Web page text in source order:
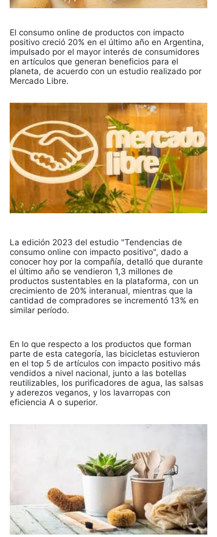
El consumo online de productos con impacto
positivo creció 20% en el último año en Argentina,
impulsado por el mayor interés de consumidores
en artículos que generan beneficios para el
planeta, de acuerdo con un estudio realizado por
Mercado Libre.
La edición 2023 del estudio "Tendencias de
consumo online con impacto positivo", dado a
conocer hoy por la compañía, detalló que durante
el último año se vendieron 1,3 millones de
productos sustentables en la plataforma, con un
crecimiento de 20% interanual, mientras que la
cantidad de compradores se incrementó 13% en
similar período.
En lo que respecto a los productos que forman
parte de esta categoría, las bicicletas estuvieron
en el top 5 de artículos con impacto positivo más
vendidos a nivel nacional, junto a las botellas
reutilizables, los purificadores de agua, las salsas
y aderezos veganos, y los lavarropas con
eficiencia A o superior.